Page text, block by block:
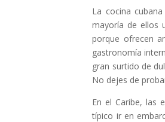
La cocina
mayoría de ellos
porque ofrecen
gastronomía
gran surtido de
No dejes de
En el Caribe, las
típico ir en